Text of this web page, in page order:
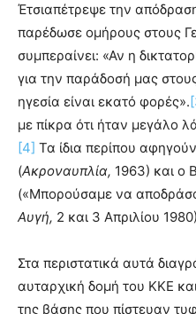
Έτσιαπέτρεψε την
παρέδωσε ομήρους στους
συμπεραίνει: «Αν η
για την παράδοσή μας
ηγεσία είναι εκατό φορές».
με πίκρα ότι ήταν μεγάλο
[4] Τα ίδια περίπου
(Ακροναυπλία, 1963) και ο
(«Μπορούσαμε να
Αυγή, 2 και 3 Απριλίου
Στα περιστατικά αυτά
αυταρχική δομή του ΚΚΕ
της βάσης που πίστευαν